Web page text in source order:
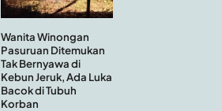
Wanita Winongan
Pasuruan Ditemukan
Tak Bernyawa di
Kebun Jeruk, Ada Luka
Bacok di Tubuh
Korban